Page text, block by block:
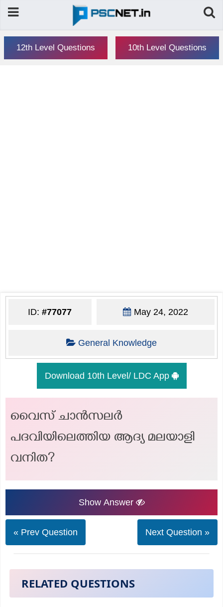
12th Level Questions 10th Level Questions
ID:#77077 May 24, 2022
General Knowledge
Download 10th Level/ LDC App
വൈസ് ചാന്‍സലര്‍
പദവിയിലെത്തിയ ആദ്യ മലയാളി
വനിത?
Show Answer
« Prev Question Next Question »
RELATED QUESTIONS